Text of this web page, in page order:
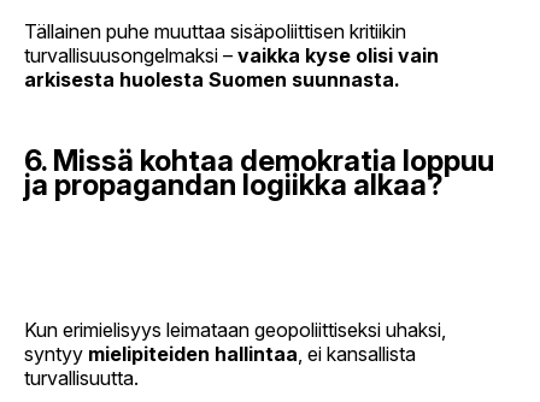
Tällainen puhe muuttaa sisäpoliittisen kritiikin
turvallisuusongelmaksi – vaikka kyse olisi vain
arkisesta huolesta Suomen suunnasta.
6. Missä kohtaa demokratia loppuu
ja propagandan logiikka alkaa?
Kun erimielisyys leimataan geopoliittiseksi uhaksi,
syntyy mielipiteiden hallintaa , ei kansallista
turvallisuutta.